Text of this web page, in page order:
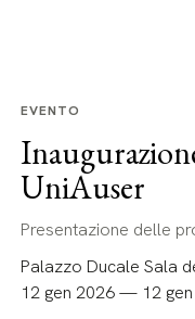
EVENTO
UniAuser
Presentazione delle
Palazzo Ducale Sala
12 gen 2026 — 12